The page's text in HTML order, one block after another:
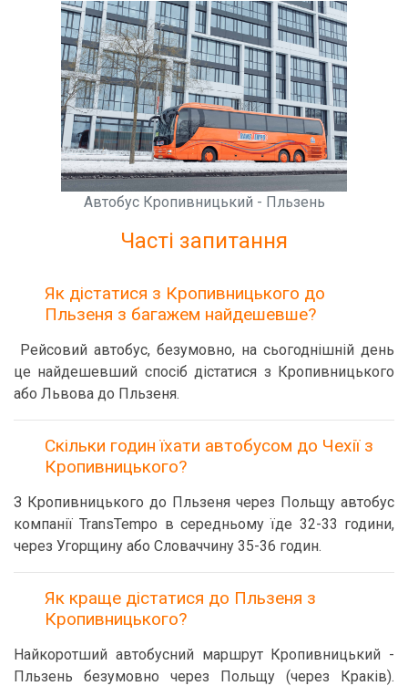
Автобус Кропивницький - Пльзень
Часті запитання
Як дістатися з Кропивницького до
Пльзеня з багажем найдешевше?
Рейсовий автобус, безумовно, на сьогоднішній день
це найдешевший спосіб дістатися з Кропивницького
або Львова до Пльзеня.
Скільки годин їхати автобусом до Чехії з
Кропивницького?
З Кропивницького до Пльзеня через Польщу автобус
компанії TransTempo в середньому їде 32-33 години,
через Угорщину або Словаччину 35-36 годин.
Як краще дістатися до Пльзеня з
Кропивницького?
Найкоротший автобусний маршрут Кропивницький -
Пльзень безумовно через Польщу (через Краків).